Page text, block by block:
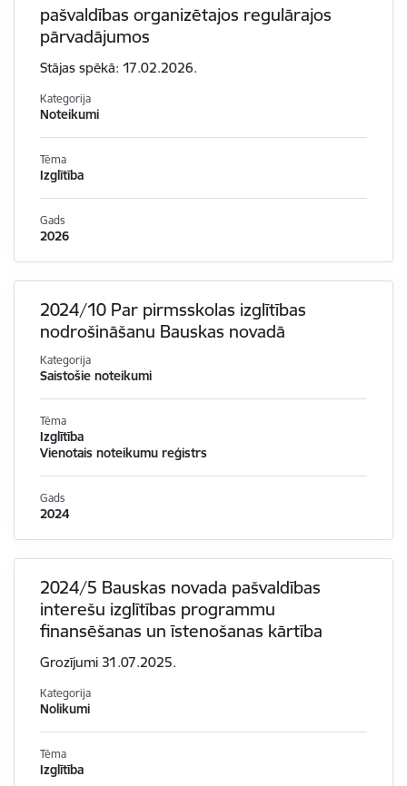
pašvaldības organizētajos regulārajos
pārvadājumos
Stājas spēkā: 17.02.2026.
Kategorija
Noteikumi
Tēma
Izglītība
Gads
2026
2024/10 Par pirmsskolas izglītības
nodrošināšanu Bauskas novadā
Kategorija
Saistošie noteikumi
Tēma
Izglītība
Vienotais noteikumu reģistrs
Gads
2024
2024/5 Bauskas novada pašvaldības
interešu izglītības programmu
finansēšanas un īstenošanas kārtība
Grozījumi 31.07.2025.
Kategorija
Nolikumi
Tēma
Izglītība